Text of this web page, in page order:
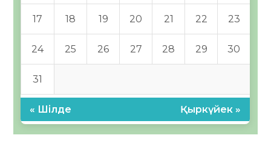
17 18 19 20 21 22 23
24 25 26 27 28 29 30
31
« Шілде Қыркүйек »